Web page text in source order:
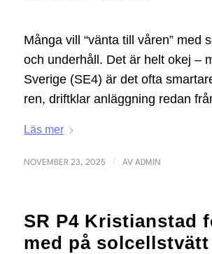
Många vill “vänta till våren” med
och underhåll. Det är helt okej –
Sverige (SE4) är det ofta
ren, driftklar anläggning redan
Läs mer
NOVEMBER 23, 2025 / AV ADMIN
SR P4 Kristianstad
med på solcellstvätt